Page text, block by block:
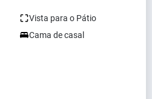
Vista para o Pátio
Cama de casal